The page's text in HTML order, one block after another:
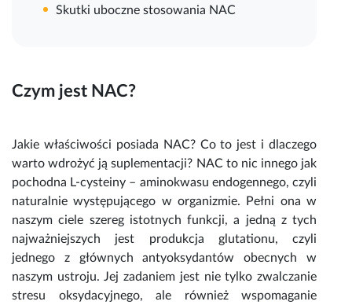
Skutki uboczne stosowania NAC
Czym jest NAC?
Jakie właściwości posiada NAC? Co to jest i dlaczego
warto wdrożyć jąsuplementacji? NACto nic innego jak
pochodna L-cysteiny – aminokwasu endogennego, czyli
naturalnie występującego w organizmie. Pełni ona w
naszym ciele szereg istotnych funkcji, a jedną z tych
najważniejszych jest produkcja
glutationu, czyli
jednego z głównych antyoksydantów obecnych w
naszym ustroju. Jej zadaniem jest nie tylko zwalczanie
stresu oksydacyjnego, ale również wspomaganie